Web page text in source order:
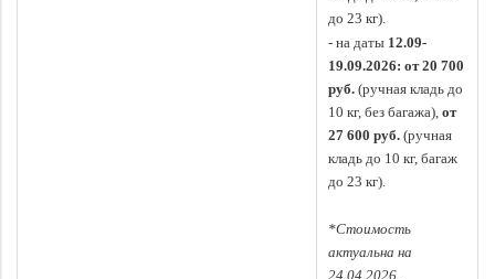
до 23 кг).
- на даты 12.09-
19.09.2026: от 20 700
руб. (ручная кладь до
10 кг, без багажа), от
27 600 руб. (ручная
кладь до 10 кг, багаж
до 23 кг).
*Стоимость
актуальна на
24.04.2026.